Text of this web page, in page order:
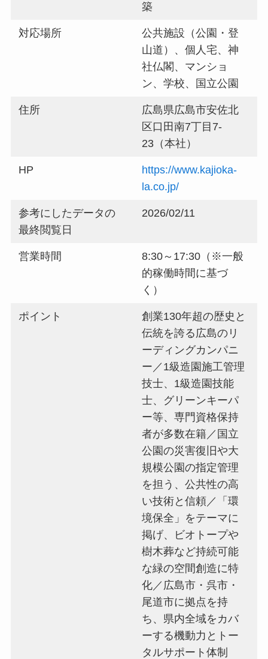
築
対応場所
公共施設（公園・登
山道）、個人宅、神
社仏閣、マンショ
ン、学校、国立公園
住所
広島県広島市安佐北
区口田南7丁目7-
23（本社）
HP
https://www.kajioka-
la.co.jp/
参考にしたデータの
最終閲覧日
2026/02/11
営業時間
8:30～17:30（※一般
的稼働時間に基づ
く）
ポイント
創業130年超の歴史と
伝統を誇る広島のリ
ーディングカンパニ
ー／1級造園施工管理
技士、1級造園技能
士、グリーンキーパ
ー等、専門資格保持
者が多数在籍／国立
公園の災害復旧や大
規模公園の指定管理
を担う、公共性の高
い技術と信頼／「環
境保全」をテーマに
掲げ、ビオトープや
樹木葬など持続可能
な緑の空間創造に特
化／広島市・呉市・
尾道市に拠点を持
ち、県内全域をカバ
ーする機動力とトー
タルサポート体制